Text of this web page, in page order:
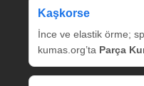
Kaşkorse
İnce ve elastik örme;
kumas.org’ta Parça